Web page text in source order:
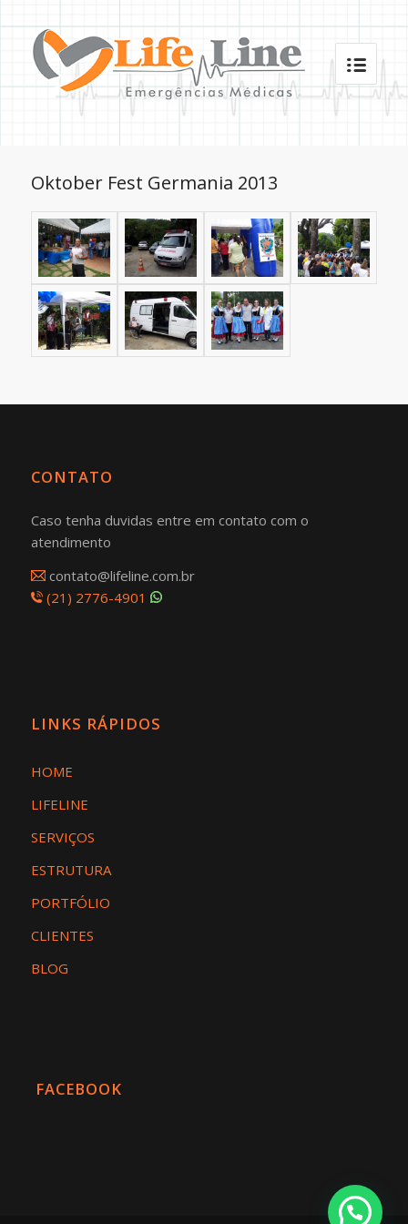
Oktober Fest Germania 2013
CONTATO
Caso tenha duvidas entre em contato com o
atendimento
contato@lifeline.com.br
(21) 2776-4901
LINKS RÁPIDOS
HOME
LIFELINE
SERVIÇOS
ESTRUTURA
PORTFÓLIO
CLIENTES
BLOG
FACEBOOK